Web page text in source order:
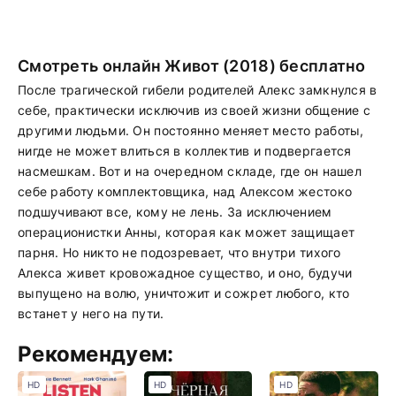
Смотреть онлайн Живот (2018) бесплатно
После трагической гибели родителей Алекс замкнулся в
себе, практически исключив из своей жизни общение с
другими людьми. Он постоянно меняет место работы,
нигде не может влиться в коллектив и подвергается
насмешкам. Вот и на очередном складе, где он нашел
себе работу комплектовщика, над Алексом жестоко
подшучивают все, кому не лень. За исключением
операционистки Анны, которая как может защищает
парня. Но никто не подозревает, что внутри тихого
Алекса живет кровожадное существо, и оно, будучи
выпущено на волю, уничтожит и сожрет любого, кто
встанет у него на пути.
Рекомендуем:
HD HD HD